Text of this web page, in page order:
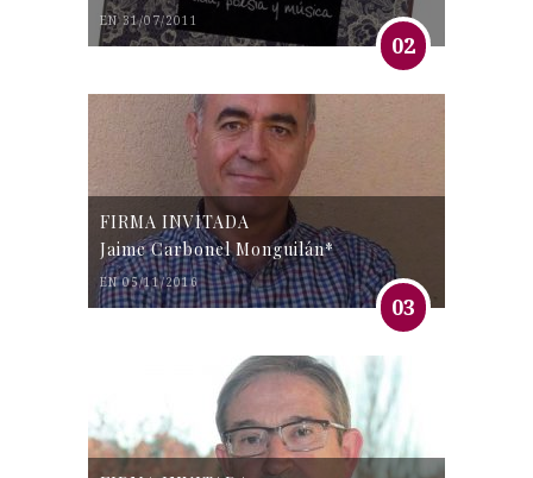
EN 31/07/2011
02
FIRMA INVITADA
Jaime Carbonel Monguilán*
EN 05/11/2016
03